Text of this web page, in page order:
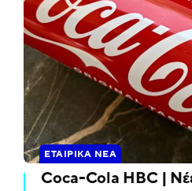
ΕΤΑΙΡΙΚΆ ΝΈΑ
Coca-Cola HBC |